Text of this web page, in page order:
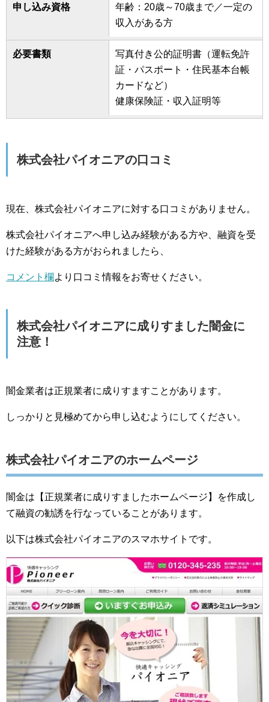
申し込み資格
年齢：20歳～70歳まで／一定の
収入がある方
必要書類
写真付き公的証明書（運転免許
証・パスポート・住民基本台帳
カードなど）
健康保険証・収入証明等
株式会社パイオニアの口コミ
現在、株式会社パイオニアに対する口コミがありません。
株式会社パイオニアへ申し込み経験がある方や、融資を受
けた経験がある方がおられましたら、
コメント欄より口コミ情報をお寄せください。
株式会社パイオニアに成りすました闇金に
注意！
闇金業者は正規業者に成りすますことがあります。
しっかりと見極めてから申し込むようにしてください。
株式会社パイオニアのホームページ
闇金は【正規業者に成りすましたホームページ】を作成し
て融資の勧誘を行なっていることがあります。
以下は株式会社パイオニアのスマホサイトです。